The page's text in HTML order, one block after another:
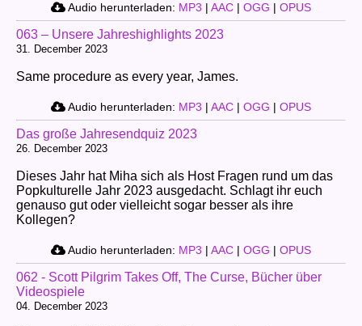
Audio herunterladen: MP3 | AAC | OGG | OPUS
063 – Unsere Jahreshighlights 2023
31. December 2023
Same procedure as every year, James.
Audio herunterladen: MP3 | AAC | OGG | OPUS
Das große Jahresendquiz 2023
26. December 2023
Dieses Jahr hat Miha sich als Host Fragen rund um das
Popkulturelle Jahr 2023 ausgedacht. Schlagt ihr euch
genauso gut oder vielleicht sogar besser als ihre
Kollegen?
Audio herunterladen: MP3 | AAC | OGG | OPUS
062 - Scott Pilgrim Takes Off, The Curse, Bücher über
Videospiele
04. December 2023